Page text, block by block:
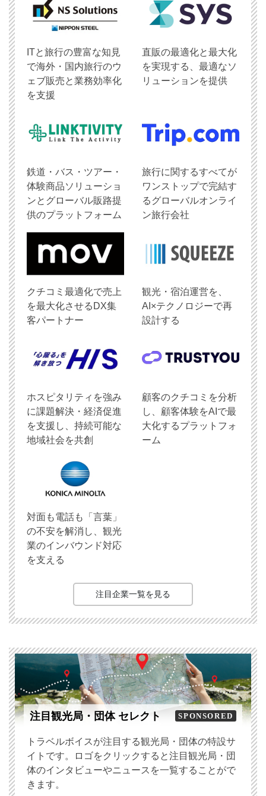
ITと旅行の豊富な知見
で海外・国内旅行のウ
ェブ販売と業務効率化
を支援
直販の最適化と最大化
を実現する、最適なソ
リューションを提供
鉄道・バス・ツアー・
体験商品ソリューショ
ンとグローバル販路提
供のプラットフォーム
旅行に関するすべてが
ワンストップで完結す
るグローバルオンライ
ン旅行会社
クチコミ最適化で売上
を最大化させるDX集
客パートナー
観光・宿泊運営を、
AI×テクノロジーで再
設計する
ホスピタリティを強み
に課題解決・経済促進
を支援し、持続可能な
地域社会を共創
顧客のクチコミを分析
し、顧客体験をAIで最
大化するプラットフォ
ーム
対面も電話も「言葉」
の不安を解消し、観光
業のインバウンド対応
を支える
注目企業一覧を見る
注目観光局・団体 セレクト SPONSORED
トラベルボイスが注目する観光局・団体の特設サ
イトです。ロゴをクリックすると注目観光局・団
体のインタビューやニュースを一覧することがで
きます。